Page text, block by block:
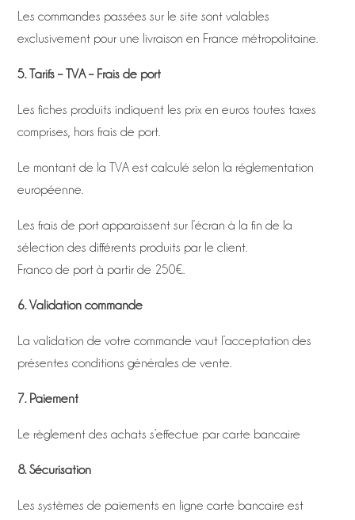
Les commandes passées sur le site sont valables
exclusivement pour une livraison en France métropolitaine.
5. Tarifs – TVA – Frais de port
Les fiches produits indiquent les prix en euros toutes taxes
comprises, hors frais de port.
Le montant de la TVA est calculé selon la réglementation
européenne.
Les frais de port apparaissent sur l’écran à la fin de la
sélection des différents produits par le client.
Franco de port à partir de 250€.
6. Validation commande
La validation de votre commande vaut l’acceptation des
présentes conditions générales de vente.
7. Paiement
Le règlement des achats s’effectue par carte bancaire
8. Sécurisation
Les systèmes de paiements en ligne carte bancaire est